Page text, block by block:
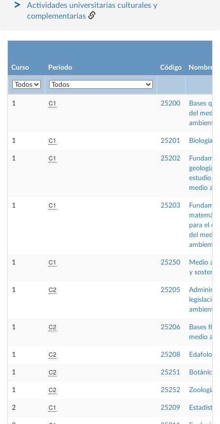
Actividades universitarias culturales y
complementarias
Curso Periodo Código Nombre
1 C1 25200
Bases
del medio
ambiente
1 C1 25201 Biología
1 C1 25202
geología
estudio
medio
1 C1 25203
para el
del medio
ambiente
1 C1 25250
Medio
y
1 C2 25205
legislación
ambiental
1 C2 25206
Bases
medio
1 C2 25208 Edafología
1 C2 25251 Botánica
1 C2 25252 Zoología
2 C1 25209